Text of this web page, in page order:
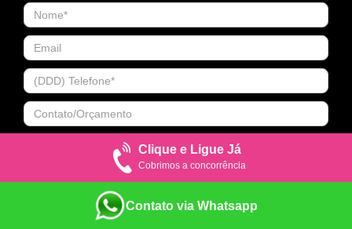
Clique e Ligue Já
Cobrimos a concorrência
Contato via Whatsapp